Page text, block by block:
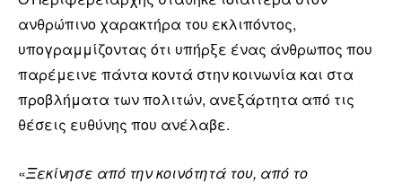
ανθρώπινο χαρακτήρα του εκλιπόντος,
υπογραμμίζοντας ότι υπήρξε ένας άνθρωπος που
παρέμεινε πάντα κοντά στην κοινωνία και στα
προβλήματα των πολιτών, ανεξάρτητα από τις
θέσεις ευθύνης που ανέλαβε.
«Ξεκίνησε από την κοινότητά του, από το